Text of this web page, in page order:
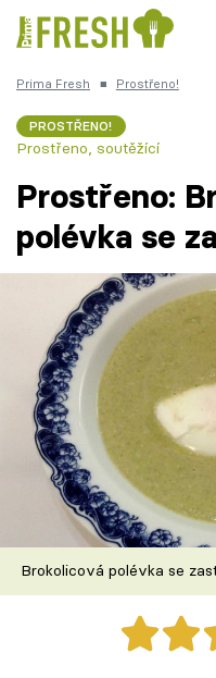
Česká kuchyně
Témata
Recepty
Články
TV Program
Škola vaření
Recepty z TV
Speciál: Cuketa
Prima Fresh ■ Prostřeno!
PROSTŘENO!
Prostřeno, soutěžící
Prostřeno:
polévka se
Brokolicová polévka se